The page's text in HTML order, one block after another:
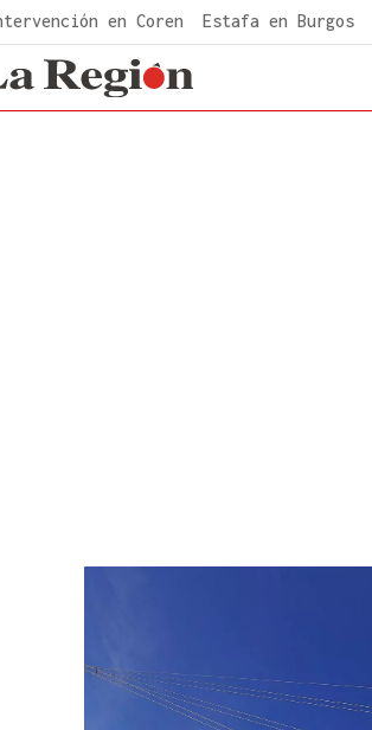
en Coren Estafa en Burgos